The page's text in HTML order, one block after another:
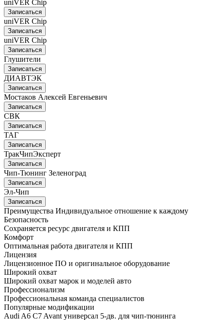
uniVER Chip
Записаться
uniVER Chip
Записаться
uniVER Chip
Записаться
Глушители
Записаться
ДИАВТЭК
Записаться
Мостаков Алексей Евгеньевич
Записаться
СВК
Записаться
ТАГ
Записаться
ТракЧипЭксперт
Записаться
Чип-Тюнинг Зеленоград
Записаться
Эл-Чип
Записаться
Преимущества Индивидуальное отношение к каждому
Безопасность
Сохраняется ресурс двигателя и КПП
Комфорт
Оптимальная работа двигателя и КПП
Лицензия
Лицензионное ПО и оригинальное оборудование
Широкий охват
Широкий охват марок и моделей авто
Профессионализм
Профессиональная команда специалистов
Популярные модификации
Audi A6 C7 Avant универсал 5-дв. для чип-тюнинга